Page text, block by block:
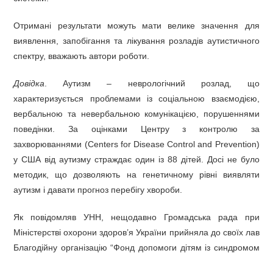
Отримані результати можуть мати велике значення для
виявлення, запобігання та лікування розладів аутистичного
спектру, вважають автори роботи.
Довідка . Аутизм – неврологічний розлад, що
характеризується проблемами із соціальною взаємодією,
вербальною та невербальною комунікацією, порушеннями
поведінки. За оцінками Центру з контролю за
захворюваннями (Centers for Disease Control and Prevention)
у США від аутизму страждає один із 88 дітей. Досі не було
методик, що дозволяють на генетичному рівні виявляти
аутизм і давати прогноз перебігу хвороби.
Як повідомляв УНН, нещодавно Громадська рада при
Міністерстві охорони здоров’я України прийняла до своїх лав
Благодійну організацію “Фонд допомоги дітям із синдромом